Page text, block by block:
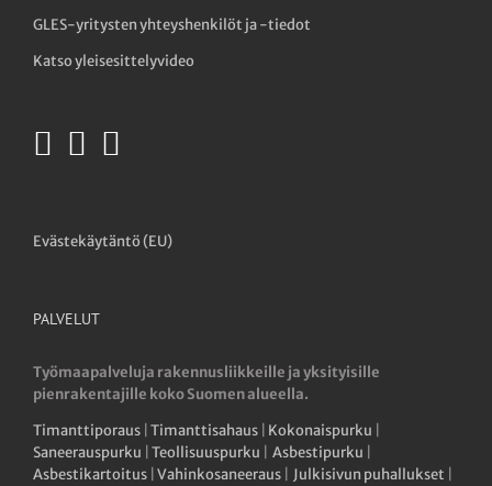
GLES-yritysten yhteyshenkilöt ja -tiedot
Katso yleisesittelyvideo
Evästekäytäntö (EU)
PALVELUT
Työmaapalveluja rakennusliikkeille ja yksityisille
pienrakentajille koko Suomen alueella.
Timanttiporaus Timanttisahaus Kokonaispurku
Saneerauspurku Teollisuuspurku Asbestipurku
Asbestikartoitus Vahinkosaneeraus Julkisivun puhallukset